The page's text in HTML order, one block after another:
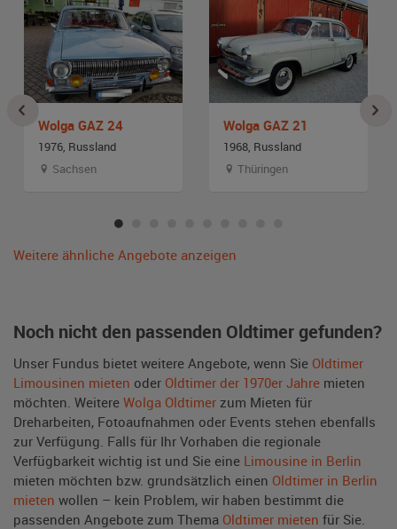
Wolga GAZ 24
1976, Russland
Sachsen
Wolga GAZ 21
1968, Russland
Thüringen
Weitere ähnliche Angebote anzeigen
Noch nicht den passenden Oldtimer gefunden?
Unser Fundus bietet weitere Angebote, wenn Sie Oldtimer
Limousinen mieten oder Oldtimer der 1970er Jahre mieten
möchten. Weitere Wolga Oldtimer zum Mieten für
Dreharbeiten, Fotoaufnahmen oder Events stehen ebenfalls
zur Verfügung. Falls für Ihr Vorhaben die regionale
Verfügbarkeit wichtig ist und Sie eine Limousine in Berlin
mieten möchten bzw. grundsätzlich einen Oldtimer in Berlin
mieten wollen – kein Problem, wir haben bestimmt die
passenden Angebote zum Thema Oldtimer mieten für Sie.